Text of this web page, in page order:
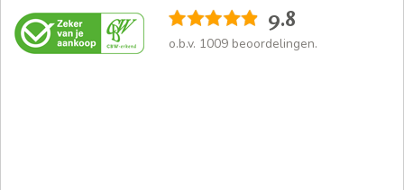
9.8
o.b.v. 1009 beoordelingen.